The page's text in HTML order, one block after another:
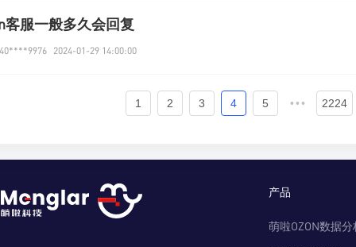
客服一般多久会回复
2024-01-29 14:00:00
1 2 3 4 5 ••• 2224
产品
萌啦OZON数据分